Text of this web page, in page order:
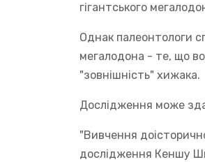
гігантського
Однак палеонтологи
мегалодона - те, що
"зовнішність" хижака.
Дослідження може
"Вивчення
дослідження Кеншу